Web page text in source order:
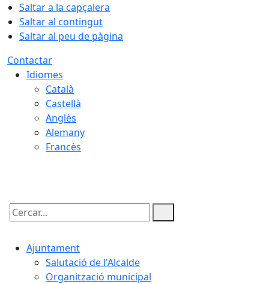
Saltar a la capçalera
Saltar al contingut
Saltar al peu de pàgina
Contactar
Idiomes
Català
Castellà
Anglès
Alemany
Francès
Cercar:
Ajuntament
Salutació de l'Alcalde
Organització municipal